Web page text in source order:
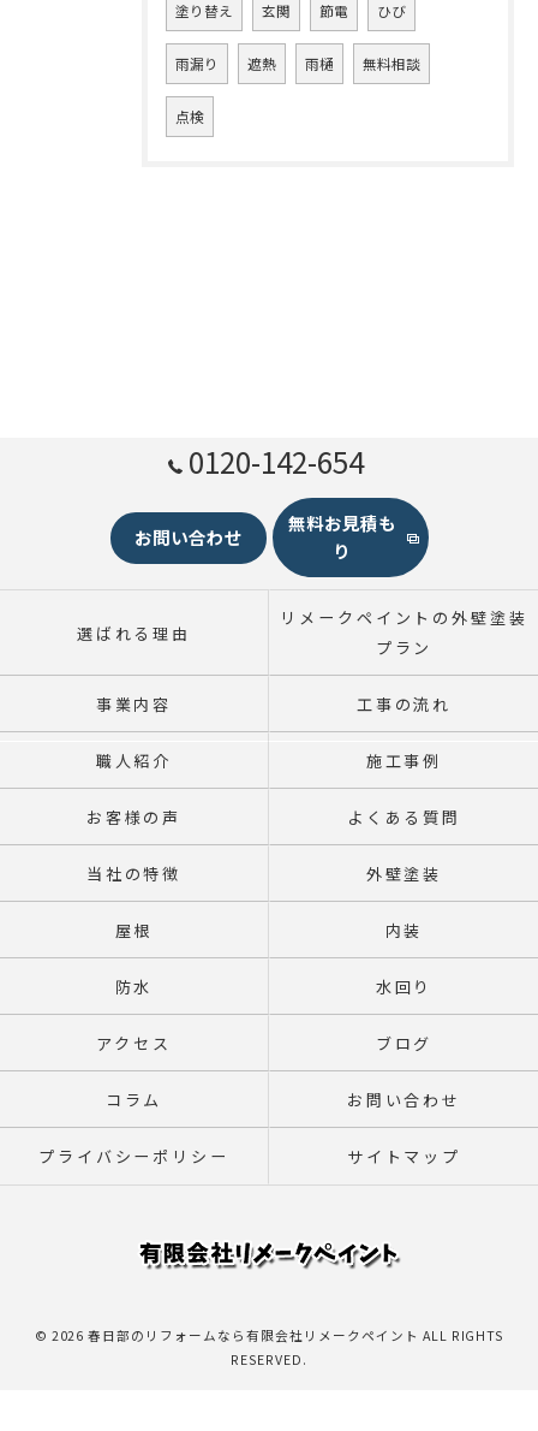
塗り替え 玄関 節電 ひび
雨漏り 遮熱 雨樋 無料相談
点検
0120-142-654
お問い合わせ
無料お見積も
り
選ばれる理由
リメークペイントの外壁塗装
プラン
事業内容 工事の流れ
職人紹介 施工事例
お客様の声 よくある質問
当社の特徴 外壁塗装
屋根 内装
防水 水回り
アクセス ブログ
コラム お問い合わせ
プライバシーポリシー サイトマップ
© 2026 春日部のリフォームなら有限会社リメークペイント ALL RIGHTS
RESERVED.